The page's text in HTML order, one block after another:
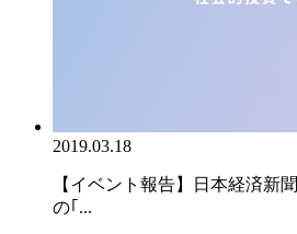
2019.03.18
【イベント報告】日本経済新
の｢...